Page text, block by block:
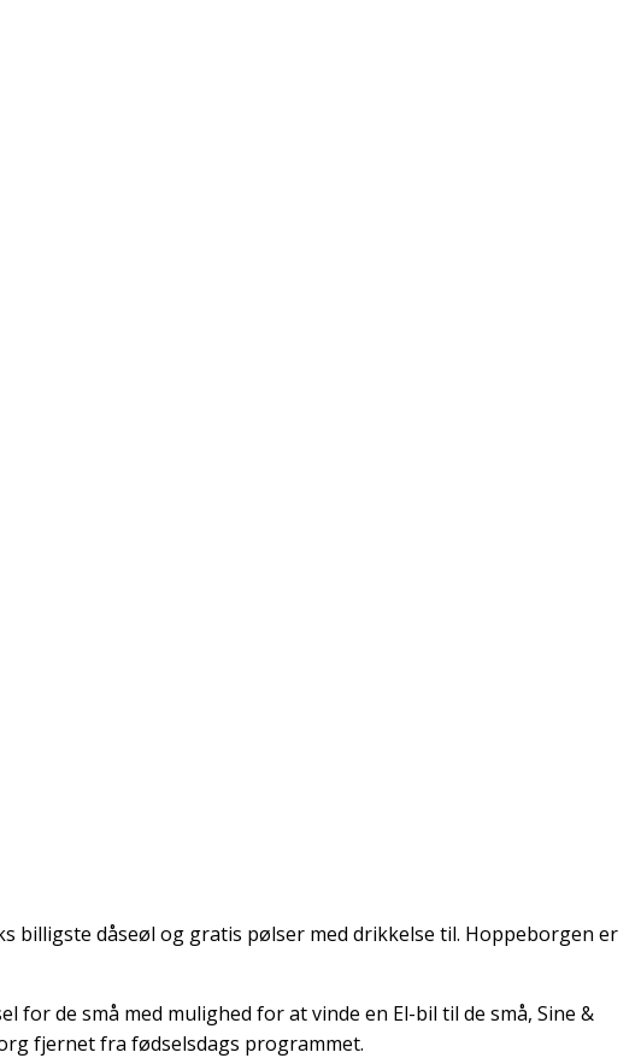
billigste dåseøl og gratis pølser med drikkelse til. Hoppeborgen er
de små med mulighed for at vinde en El-bil til de små, Sine &
fjernet fra fødselsdags programmet.